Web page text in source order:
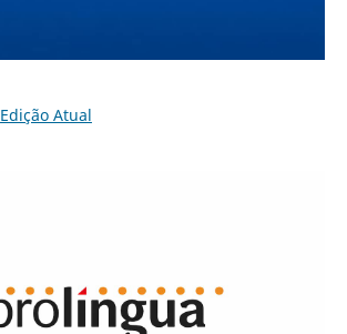
Edição Atual